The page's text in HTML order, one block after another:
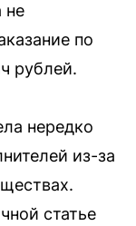
не
по
рублей.
нередко
из-за
статье